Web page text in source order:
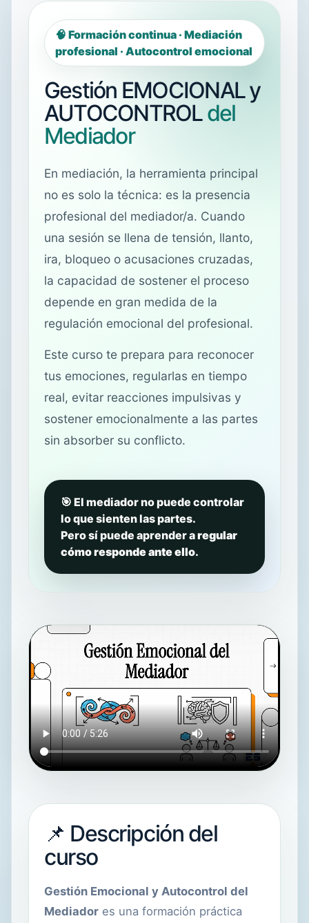
🧠 Formación continua · Mediación
profesional · Autocontrol emocional
Gestión EMOCIONAL y
AUTOCONTROLdel
Mediador
En mediación, la herramienta principal
no es solo la técnica: es la presencia
profesional del mediador/a. Cuando
una sesión se llena de tensión, llanto,
ira, bloqueo o acusaciones cruzadas,
la capacidad de sostener el proceso
depende en gran medida de la
regulación emocional del profesional.
Este curso te prepara para reconocer
tus emociones, regularlas en tiempo
real, evitar reacciones impulsivas y
sostener emocionalmente a las partes
sin absorber su conflicto.
🎯 El mediador no puede controlar
lo que sienten las partes.
Pero sí puede aprender aregular
cómo responde ante ello.
📌 Descripción del
curso
Gestión Emocional y Autocontrol del
Mediador es una formación práctica